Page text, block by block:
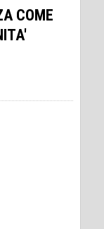
COME